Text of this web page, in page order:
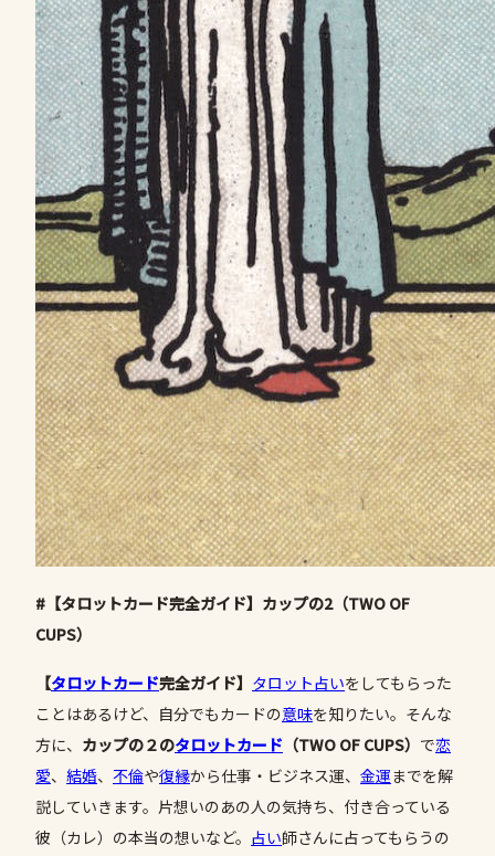
#【タロットカード完全ガイド】カップの2（TWO OF
CUPS）
【タロットカード完全ガイド】 タロット占いをしてもらった
ことはあるけど、自分でもカードの意味を知りたい。そんな
方に、 カップの２のタロットカード （TWO OF CUPS） で恋
愛、 結婚、 不倫や復縁から仕事・ビジネス運、 金運までを解
説していきます。片想いのあの人の気持ち、付き合っている
彼（カレ）の本当の想いなど。 占い師さんに占ってもらうの